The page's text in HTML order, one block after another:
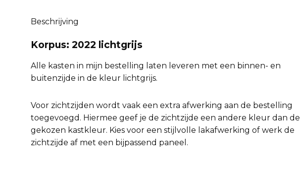
Beschrijving
Korpus: 2022 lichtgrijs
Alle kasten in mijn bestelling laten leveren met een binnen- en
buitenzijde in de kleur lichtgrijs.
Voor zichtzijden wordt vaak een extra afwerking aan de bestelling
toegevoegd. Hiermee geef je de zichtzijde een andere kleur dan de
gekozen kastkleur. Kies voor een stijlvolle lakafwerking of werk de
zichtzijde af met een bijpassend paneel .